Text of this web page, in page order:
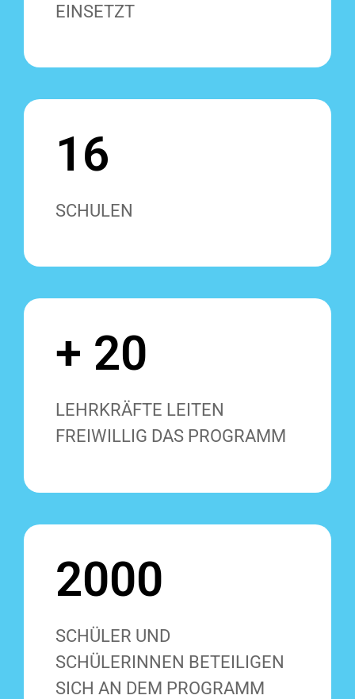
EINSETZT
16
SCHULEN
+ 20
LEHRKRÄFTE LEITEN
FREIWILLIG DAS PROGRAMM
2000
SCHÜLER UND
SCHÜLERINNEN BETEILIGEN
SICH AN DEM PROGRAMM